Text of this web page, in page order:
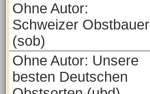
Ohne Autor:
Schweizer Obstbauer
(sob)
Ohne Autor: Unsere
besten Deutschen